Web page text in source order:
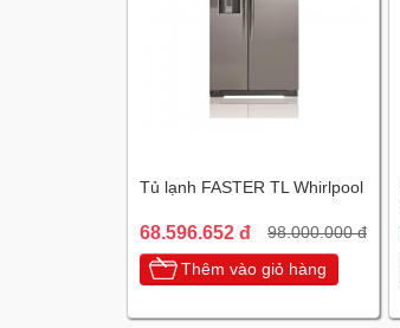
Tủ lạnh FASTER TL Whirlpool
68.596.652 đ 98.000.000 đ
Thêm vào giỏ hàng